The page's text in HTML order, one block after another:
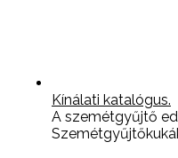
Kínálati katalógus.
A szemétgyűjtő